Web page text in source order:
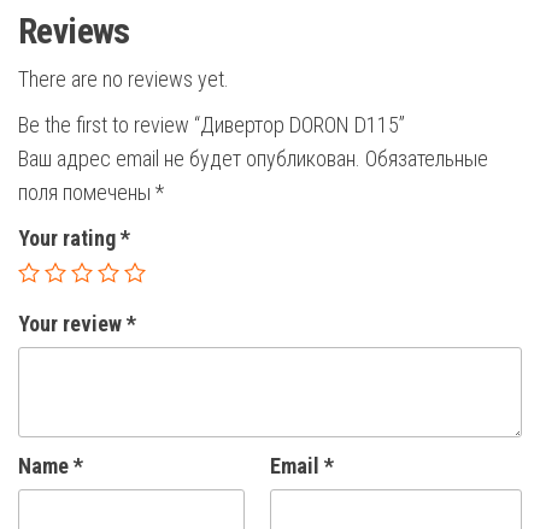
Reviews
There are no reviews yet.
Be the first to review “Дивертор DORON D115”
Ваш адрес email не будет опубликован. Обязательные
поля помечены *
Your rating*
Your review*
Name* Email *